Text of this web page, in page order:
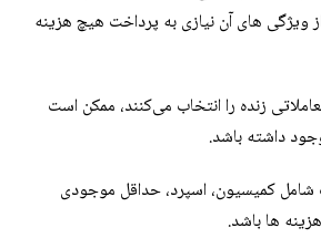
های آن نیازی به پرداخت هیچ هزینه
زنده را انتخاب می‌کنند، ممکن است
داشته باشد.
شامل کمیسیون، اسپرد، حداقل موجودی
ها باشد.